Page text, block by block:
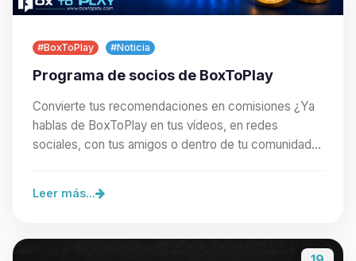
#BoxToPlay #Noticia
Programa de socios de BoxToPlay
Convierte tus recomendaciones en comisiones ¿Ya
hablas de BoxToPlay en tus vídeos, en redes
sociales, con tus amigos o dentro de tu comunidad?
Leer más...